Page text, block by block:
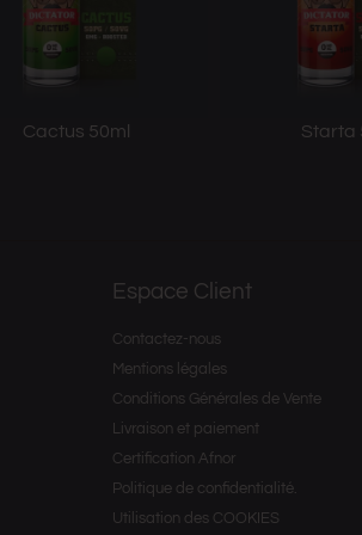
Cactus 50ml Starta
Espace Client
Contactez-nous
Mentions légales
Conditions Générales de Vente
Livraison et paiement
Certification Afnor
Politique de confidentialité.
Utilisation des COOKIES